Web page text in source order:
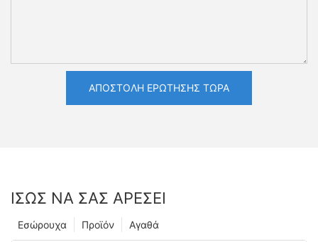
ΑΠΟΣΤΟΛΉ ΕΡΏΤΗΣΗΣ ΤΏΡΑ
ΊΣΩΣ ΝΑ ΣΑΣ ΑΡΈΣΕΙ
Αγαθά
Προϊόν
Εσώρουχα